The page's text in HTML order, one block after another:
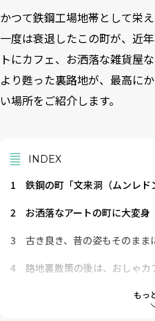
かつて鉄鋼工場地帯として栄
一度は衰退したこの町が、近
トにカフェ、お洒落な雑貨屋
より甦った裏路地が、最高に
い場所をご紹介します。
もっ
INDEX
1
鉄鋼の町「文来洞（ムンレド
2
お洒落なアートの町に大変身
3
古き良き、昔の姿もそのまま
4
路地裏散策の後は、おしゃカ
「文来洞」再生の立役者は